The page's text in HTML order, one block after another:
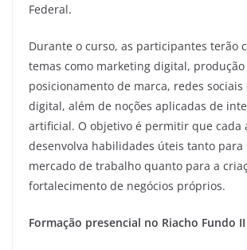
Federal.
Durante o curso, as participantes terão
temas como marketing digital,
posicionamento de marca, redes sociais
digital, além de noções aplicadas de
artificial. O objetivo é permitir que cada
desenvolva habilidades úteis tanto para
mercado de trabalho quanto para a
fortalecimento de negócios próprios.
Formação presencial no Riacho Fundo II